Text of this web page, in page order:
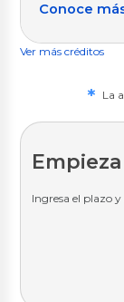
Conoce
Ver más créditos
* La
Ingresa el plazo